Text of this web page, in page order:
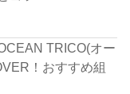
TRICO(オー
！おすすめ組